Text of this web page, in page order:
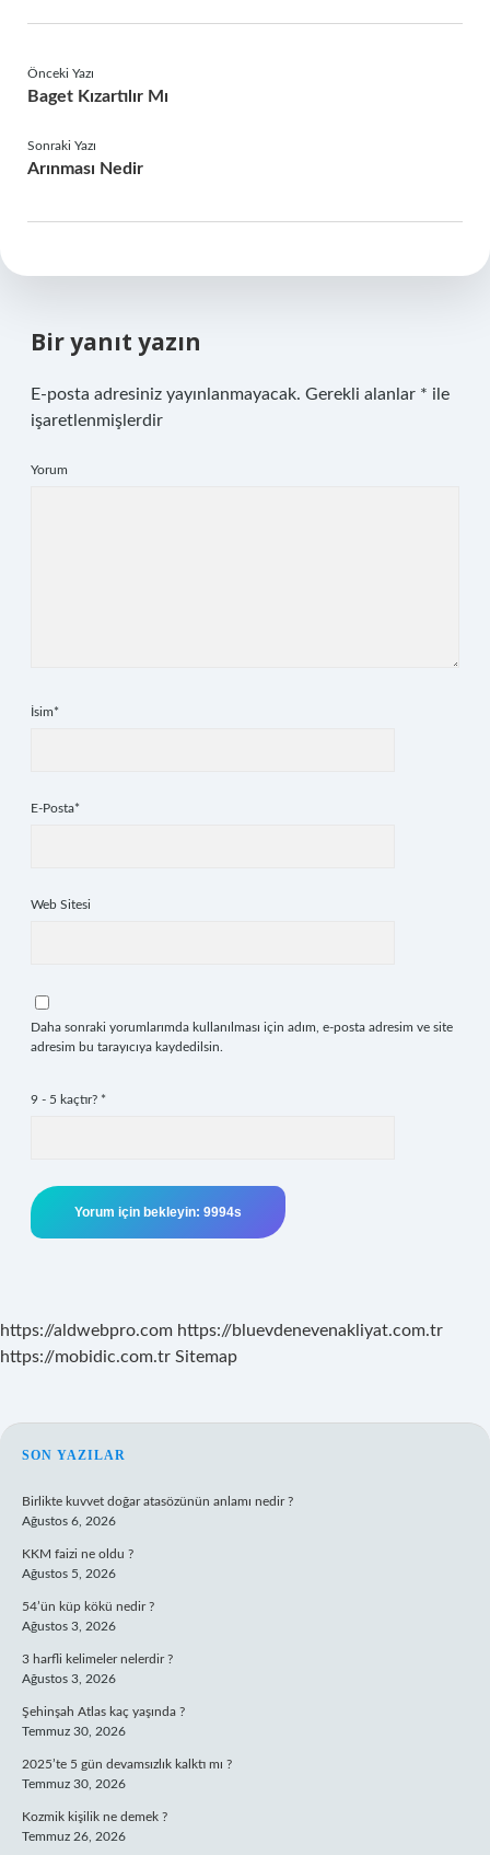
Önceki Yazı
Baget Kızartılır Mı
Sonraki Yazı
Arınması Nedir
Bir yanıt yazın
E-posta adresiniz yayınlanmayacak. Gerekli alanlar * ile
işaretlenmişlerdir
Yorum
İsim*
E-Posta*
Web Sitesi
Daha sonraki yorumlarımda kullanılması için adım, e-posta adresim ve site
adresim bu tarayıcıya kaydedilsin.
9 - 5 kaçtır? *
https://aldwebpro.com https://bluevdenevenakliyat.com.tr
https://mobidic.com.tr Sitemap
SIDEBAR
SON YAZILAR
Birlikte kuvvet doğar atasözünün anlamı nedir ?
Ağustos 6, 2026
KKM faizi ne oldu ?
Ağustos 5, 2026
54’ün küp kökü nedir ?
Ağustos 3, 2026
3 harfli kelimeler nelerdir ?
Ağustos 3, 2026
Şehinşah Atlas kaç yaşında ?
Temmuz 30, 2026
2025’te 5 gün devamsızlık kalktı mı ?
Temmuz 30, 2026
Kozmik kişilik ne demek ?
Temmuz 26, 2026